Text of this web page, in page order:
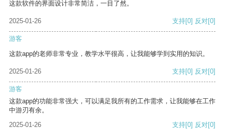
这款软件的界面设计非常简洁，一目了然。
2025-01-26 支持[0] 反对[0]
游客
这款app的老师非常专业，教学水平很高，让我能够学到实用的知识。
2025-01-26 支持[0] 反对[0]
游客
这款app的功能非常强大，可以满足我所有的工作需求，让我能够在工作
中游刃有余。
2025-01-26
支持[0] 反对[0]